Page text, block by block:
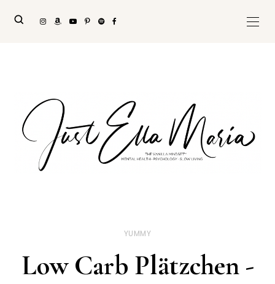
YUMMY
Low Carb Plätzchen -